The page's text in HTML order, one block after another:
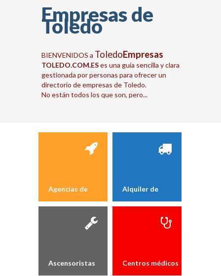
Empresas de
Toledo
BIENVENIDOS a ToledoEmpresas
TOLEDO.COM.ESes una guía sencilla y clara
gestionada por personas para ofrecer un
directorio de empresas de Toledo.
No están todos los que son, pero...
Agencias de
Publicidad
Alquiler de
furgonetas y
Ascensoristas
Centros médicos